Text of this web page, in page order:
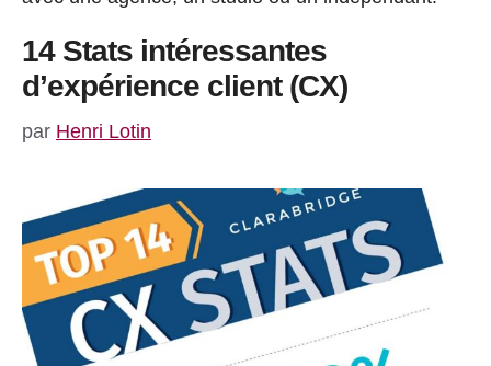
14 Stats intéressantes
d’expérience client (CX)
par Henri Lotin